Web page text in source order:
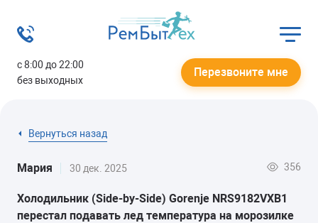
с 8:00 до 22:00
без выходных
Перезвоните мне
Вернуться назад
Мария 30 дек. 2025 356
Холодильник (Side-by-Side) Gorenje NRS9182VXB1
перестал подавать лед температура на морозилке